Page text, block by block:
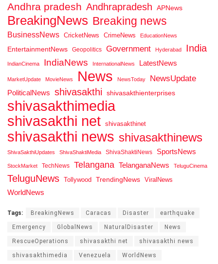
Andhra pradesh Andhrapradesh APNews
BreakingNews Breaking news
BusinessNews CricketNews CrimeNews EducationNews
EntertainmentNews Geopolitics Government Hyderabad India
IndianCinema IndiaNews InternationalNews LatestNews
MarketUpdate MovieNews News NewsToday NewsUpdate
PoliticalNews shivasakthi shivasakthienterprises
shivasakthimedia
shivasakthi net shivasakthinet
shivasakthi news shivasakthinews
ShivaSakthiUpdates ShivaShaktiMedia ShivaShaktiNews SportsNews
StockMarket TechNews Telangana TelanganaNews TeluguCinema
TeluguNews Tollywood TrendingNews ViralNews
WorldNews
Tags: BreakingNews Caracas Disaster earthquake
Emergency GlobalNews NaturalDisaster News
RescueOperations shivasakthi net shivasakthi news
shivasakthimedia Venezuela WorldNews